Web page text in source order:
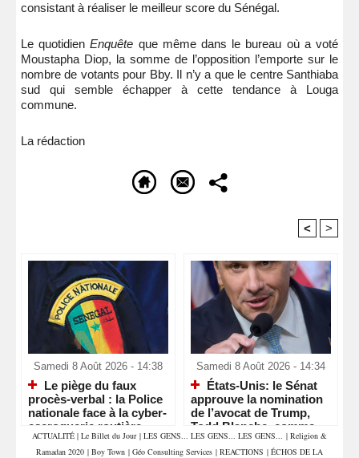
consistant à réaliser le meilleur score du Sénégal.
Le quotidienEnquête que même dans le bureau où a voté
Moustapha Diop, la somme de l’opposition l’emporte sur le
nombre de votants pour Bby. Il n’y a que le centre Santhiaba
sud qui semble échapper à cette tendance à Louga
commune.
La rédaction
< >
Samedi 8 Août 2026 - 14:38
Le piège du faux
procès-verbal : la Police
nationale face à la cyber-
escroquerie routière
Samedi 8 Août 2026 - 14:34
États-Unis: le Sénat
approuve la nomination
de l’avocat de Trump,
Todd Blanche, comme
ministre de la Justice
ACTUALITÉ | Le Billet du Jour | LES GENS... LES GENS... LES GENS... | Religion &
Ramadan 2020 | Boy Town | Géo Consulting Services | REACTIONS | ÉCHOS DE LA